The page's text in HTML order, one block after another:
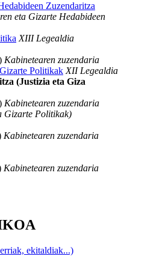
Zuzendaritza
eta Gizarte Hedabideen
XIII Legealdia
Kabinetearen zuzendaria
Politikak XII Legealdia
(Justizia eta Giza
Kabinetearen zuzendaria
Gizarte Politikak)
Kabinetearen zuzendaria
Kabinetearen zuzendaria
ekitaldiak...)